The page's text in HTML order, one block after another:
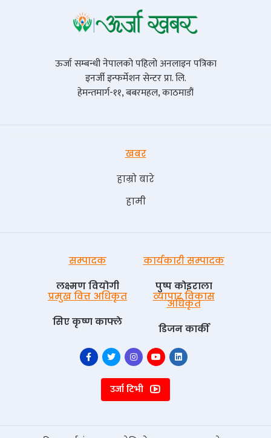
ऊर्जा सम्बन्धी नेपालको पहिलो अनलाइन पत्रिका
इनर्जी इन्फर्मेशन सेन्टर प्रा. लि.
हेमन्तमार्ग-११, बबरमहल, काठमाडौं
खबर
हाम्रो बारे
हामी
सम्पादक
लक्ष्मण वियोगी
कार्यकारी सम्पादक
पुष्प काेइराला
प्रमुख वित्त अधिकृत
सिए कृष्ण काफ्ले
व्यापार विकास
अधिकृत
डिजन कार्की
उर्जा टिभी